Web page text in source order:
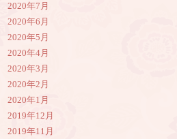
2020年7月
2020年6月
2020年5月
2020年4月
2020年3月
2020年2月
2020年1月
2019年12月
2019年11月